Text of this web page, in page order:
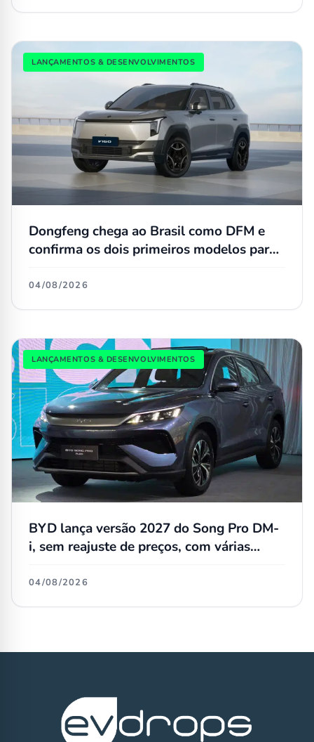
LANÇAMENTOS & DESENVOLVIMENTOS
Dongfeng chega ao Brasil como DFM e
confirma os dois primeiros modelos para
04/08/2026
LANÇAMENTOS & DESENVOLVIMENTOS
BYD lança versão 2027 do Song Pro DM-
i, sem reajuste de preços, com várias
04/08/2026